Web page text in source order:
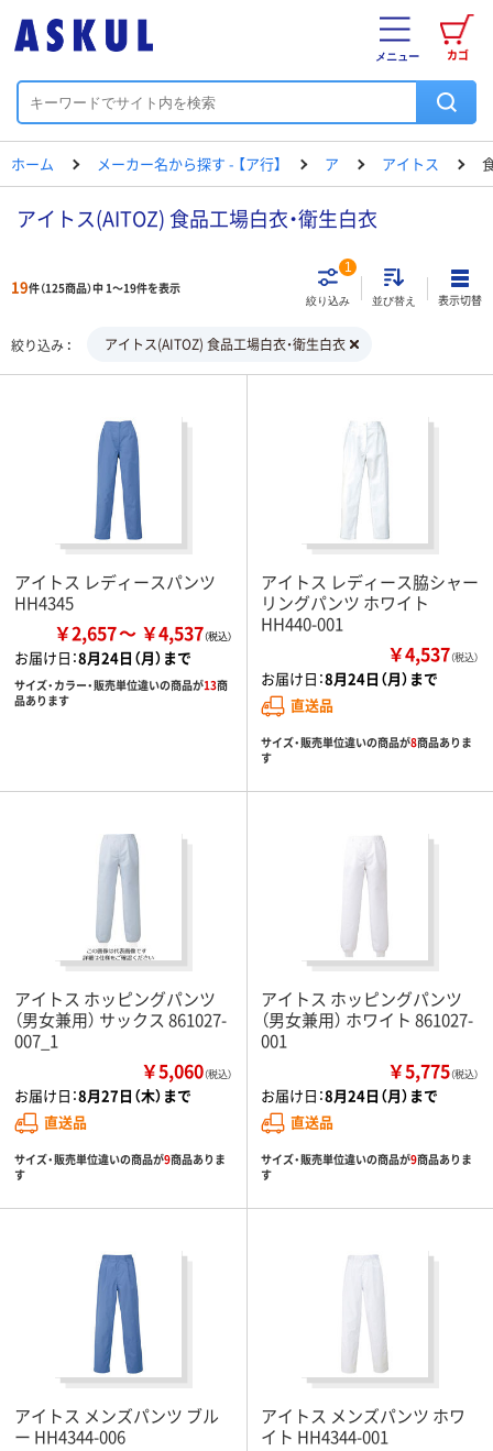
カゴ
メニュー
ホーム メーカー名から探す - 【ア行】 ア アイトス
アイトス(AITOZ) 食品工場白衣・衛生白衣
19件（125商品）中 1～19件を表示
絞り込み
1
並び替え 表示切替
絞り込み アイトス(AITOZ) 食品工場白衣・衛生白衣
アイトス レディースパンツ
HH4345
￥2,657 ￥4,537
お届け日：8月24日（月）まで
サイズ・カラー・販売単位違いの商品が13商
品あります
アイトス レディース脇シャー
リングパンツ ホワイト
HH440-001
￥4,537（税込）
お届け日：8月24日（月）まで
直送品
サイズ・販売単位違いの商品が8商品ありま
す
アイトス ホッピングパンツ
（男女兼用） サックス 861027-
007_1
￥5,060（税込）
お届け日：8月27日（木）まで
直送品
サイズ・販売単位違いの商品が9商品ありま
す
アイトス ホッピングパンツ
（男女兼用） ホワイト 861027-
001
￥5,775（税込）
お届け日：8月24日（月）まで
直送品
サイズ・販売単位違いの商品が9商品ありま
す
アイトス メンズパンツ ブル
ー HH4344-006
アイトス メンズパンツ ホワ
イト HH4344-001